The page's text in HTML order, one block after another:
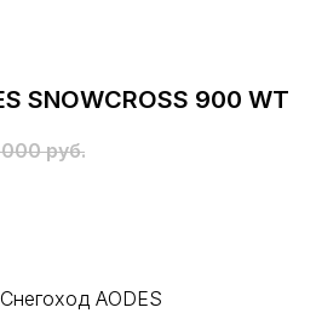
SNOWCROSS 900 WT
000 руб.
AODES